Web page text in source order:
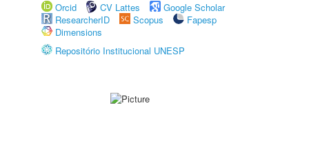
Orcid
CV Lattes
Google Scholar
ResearcherID
Scopus
Fapesp
Dimensions
Repositório Institucional UNESP